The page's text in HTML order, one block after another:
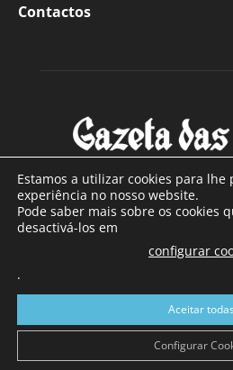
Contactos
SOBRE
Com sede nas Caldas da
a sul de distrito de Leiria, com
toda a região Oeste. Jornal com
Continental e
Estamos a utilizar cookies para
experiência no nosso website.
Pode saber mais sobre os cookies
desactivá-los em
configurar
.
Aceitar todas
Configurar